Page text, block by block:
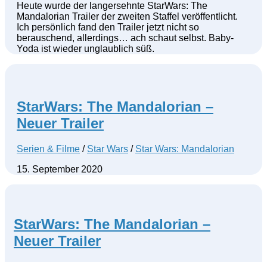
Heute wurde der langersehnte StarWars: The
Mandalorian Trailer der zweiten Staffel veröffentlicht.
Ich persönlich fand den Trailer jetzt nicht so
berauschend, allerdings… ach schaut selbst. Baby-
Yoda ist wieder unglaublich süß.
StarWars: The Mandalorian –
Neuer Trailer
Serien & Filme / Star Wars / Star Wars: Mandalorian
15. September 2020
StarWars: The Mandalorian –
Neuer Trailer